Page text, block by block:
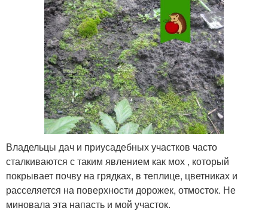
Владельцы дач и приусадебных участков часто
сталкиваются с таким явлением как мох , который
покрывает почву на грядках, в теплице, цветниках и
расселяется на поверхности дорожек, отмосток. Не
миновала эта напасть и мой участок.